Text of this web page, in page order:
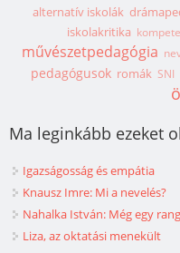
alternatív iskolák
iskolakritika
művészetpedagógia
pedagógusok romák SNI
Ma leginkább ezeket
Igazságosság és empátia
Knausz Imre: Mi a nevelés?
Nahalka István: Még egy
Liza, az oktatási menekült